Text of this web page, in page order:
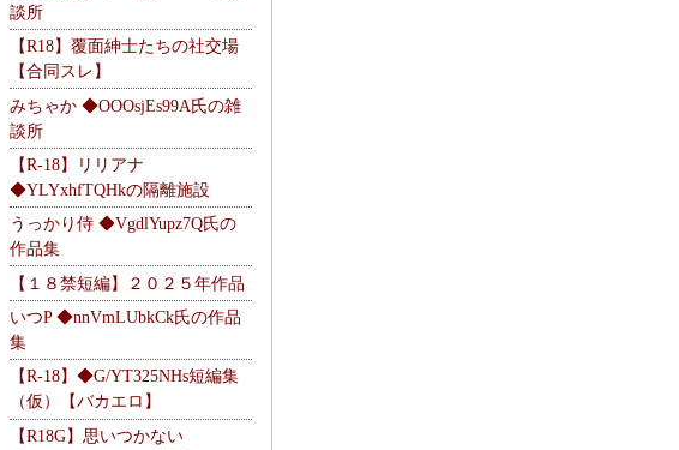
談所
【R18】覆面紳士たちの社交場
【合同スレ】
みちゃか ◆OOOsjEs99A氏の雑
談所
【R-18】リリアナ
◆YLYxhfTQHkの隔離施設
うっかり侍 ◆VgdlYupz7Q氏の
作品集
【１８禁短編】２０２５年作品
いつP ◆nnVmLUbkCk氏の作品
集
【R-18】◆G/YT325NHs短編集
（仮）【バカエロ】
【R18G】思いつかない